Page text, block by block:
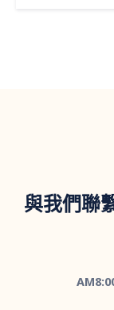
與我們聯